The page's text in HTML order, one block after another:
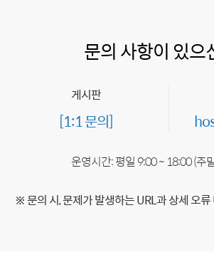
문의 사항이 있으
게시판
[1:1 문의]
운영시간: 평일 9:00 ~ 18:00 (주
※ 문의 시, 문제가 발생하는 URL과 상세 오